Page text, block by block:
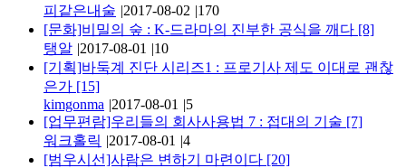
피같은내술 |2017-08-02 |170
[문화]비밀의 숲 : K-드라마의 진부한 공식을 깨다 [8]
탱알 |2017-08-01 |10
[기획]바둑계 진단 시리즈1 : 프로기사 제도 이대로 괜찮
은가 [15]
kimgonma |2017-08-01 |5
[업무편람]우리들의 회사사용법 7 : 접대의 기술 [7]
워크홀릭 |2017-08-01 |4
[범우시선]사람은 변하기 마련이다 [20]